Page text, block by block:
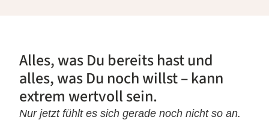
Alles, was Du bereits hast und
alles, was Du noch willst – kann
extrem wertvoll sein.
Nur jetzt fühlt es sich gerade noch nicht so an.